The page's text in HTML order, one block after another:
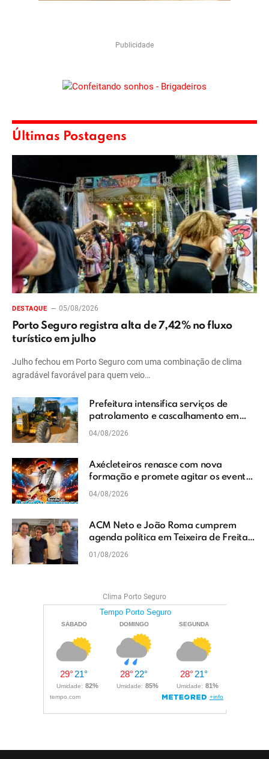
Publicidade
Últimas Postagens
DESTAQUE 05/08/2026
Porto Seguro registra alta de 7,42% no fluxo
turístico em julho
Julho fechou em Porto Seguro com uma combinação de clima
agradável favorável para quem veio…
Prefeitura intensifica serviços de
patrolamento e cascalhamento em
Vera Cruz
04/08/2026
Axécleteiros renasce com nova
formação e promete agitar os eventos
do Extremo Sul da Bahia
04/08/2026
ACM Neto e João Roma cumprem
agenda política em Teixeira de Freitas
e reforçam projeto para o Extremo Sul
01/08/2026
Clima Porto Seguro